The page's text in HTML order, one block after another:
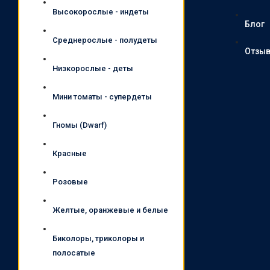
Высокорослые - индеты
Среднерослые - полудеты
Низкорослые - деты
Мини томаты - супердеты
Гномы (Dwarf)
Красные
Розовые
Желтые, оранжевые и белые
Биколоры, триколоры и
полосатые
Блог